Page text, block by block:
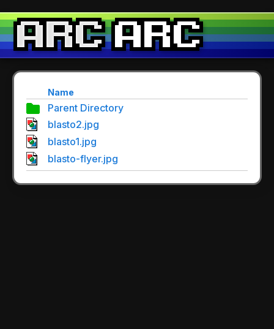
Name
Parent Directory
blasto2.jpg
blasto1.jpg
blasto-flyer.jpg